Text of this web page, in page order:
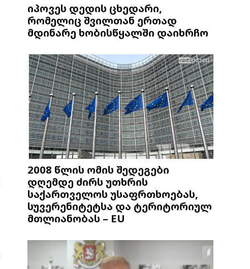
იპოვეს დედის ცხედარი,
რომელიც შვილთან ერთად
მდინარე ხობისწყალში დაიხრჩო
2008 წლის ომის შედეგები
დღემდე ძირს უთხრის
საქართველოს უსაფრთხოებას,
სუვერენიტეტსა და ტერიტორიულ
მთლიანობას – EU